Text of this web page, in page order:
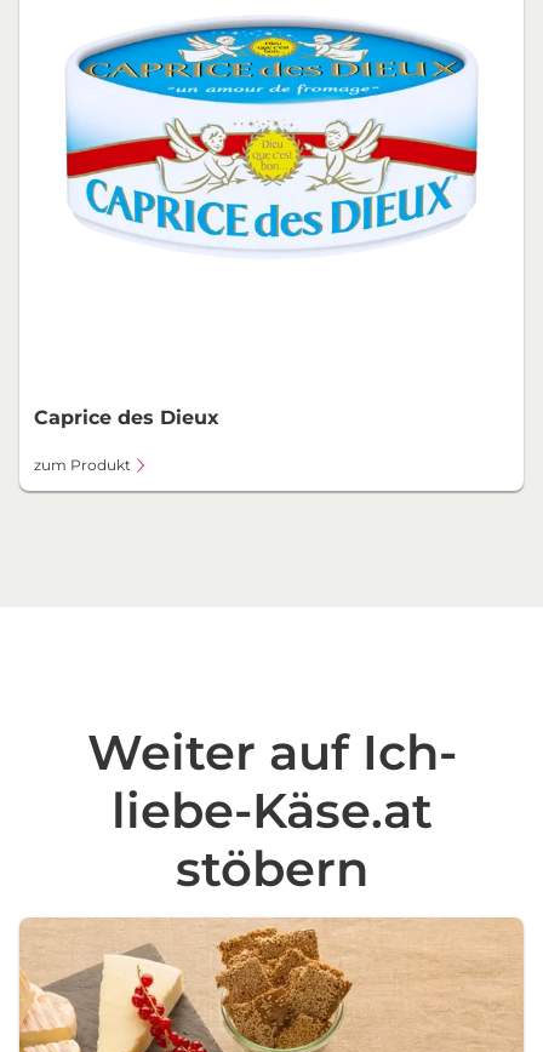
Caprice des Dieux
zum Produkt
Weiter auf Ich-
liebe-Käse.at
stöbern